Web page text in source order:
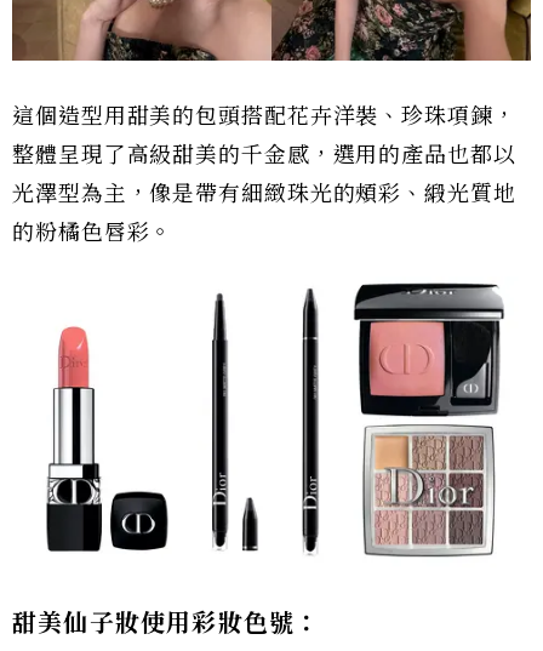
這個造型用甜美的包頭搭配花卉洋裝、珍珠項鍊，
整體呈現了高級甜美的千金感，選用的產品也都以
光澤型為主，像是帶有細緻珠光的頰彩、緞光質地
的粉橘色唇彩。
甜美仙子妝使用彩妝色號：